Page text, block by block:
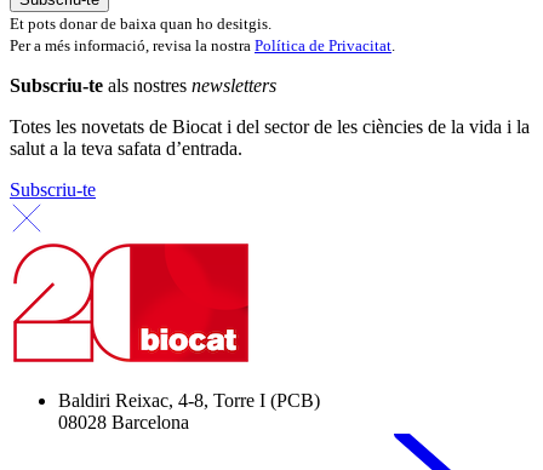
Et pots donar de baixa quan ho desitgis.
Per a més informació, revisa la nostra Política de Privacitat.
Subscriu-te als nostres newsletters
Totes les novetats de Biocat i del sector de les ciències de la vida i la
salut a la teva safata d’entrada.
Subscriu-te
Baldiri Reixac, 4-8, Torre I (PCB)
08028 Barcelona